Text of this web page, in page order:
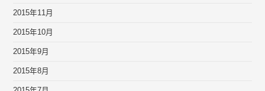
2015年11月
2015年10月
2015年9月
2015年8月